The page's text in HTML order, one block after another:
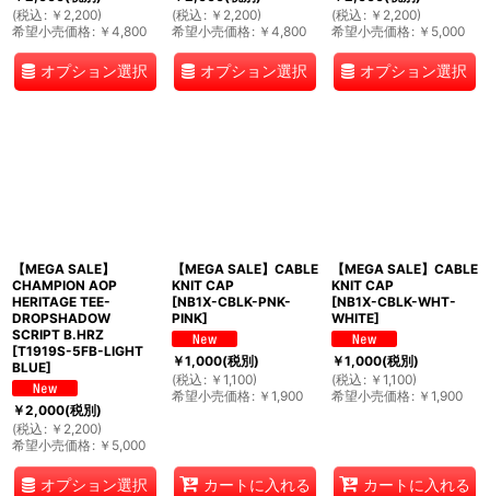
(税込 : ￥ 2,200)
希望小売価格: ￥ 4,800
オプション選択
(税込 : ￥ 2,200)
希望小売価格: ￥ 4,800
オプション選択
(税込 : ￥ 2,200)
希望小売価格: ￥ 5,000
オプション選択
【MEGA SALE】
CHAMPION AOP
HERITAGE TEE-
DROPSHADOW
SCRIPT B.HRZ
[T1919S-5FB-LIGHT
BLUE]
￥2,000(税別)
(税込 : ￥ 2,200)
希望小売価格: ￥ 5,000
オプション選択
【MEGA SALE】CABLE
KNIT CAP
[NB1X-CBLK-PNK-
PINK]
￥1,000(税別)
(税込 : ￥ 1,100)
希望小売価格: ￥ 1,900
カートに入れる
【MEGA SALE】CABLE
KNIT CAP
[NB1X-CBLK-WHT-
WHITE]
￥1,000(税別)
(税込 : ￥ 1,100)
希望小売価格: ￥ 1,900
カートに入れる